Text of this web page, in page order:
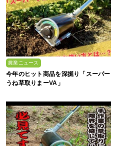
農業ニュース
今年のヒット商品を深掘り「スーパー
うね草取りまーVA」